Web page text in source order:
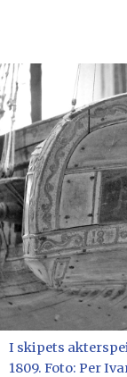
I skipets
1809. Foto: Per